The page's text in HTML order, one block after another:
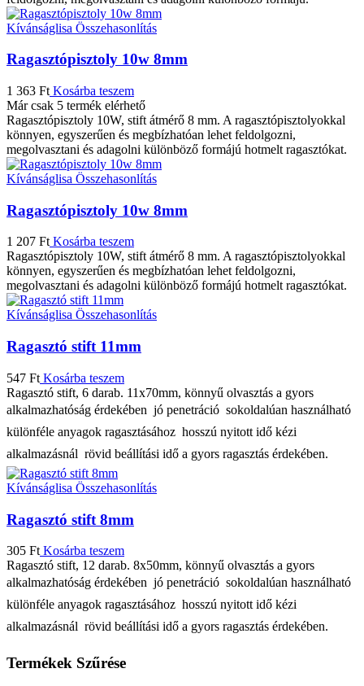
Kívánságlisa Összehasonlítás
Ragasztópisztoly 10w 8mm
1 363 Ft Kosárba teszem
Már csak 5 termék elérhető
Ragasztópisztoly 10W, stift átmérő 8 mm. A ragasztópisztolyokkal
könnyen, egyszerűen és megbízhatóan lehet feldolgozni,
megolvasztani és adagolni különböző formájú hotmelt ragasztókat.
Kívánságlisa Összehasonlítás
Ragasztópisztoly 10w 8mm
1 207 Ft Kosárba teszem
Ragasztópisztoly 10W, stift átmérő 8 mm. A ragasztópisztolyokkal
könnyen, egyszerűen és megbízhatóan lehet feldolgozni,
megolvasztani és adagolni különböző formájú hotmelt ragasztókat.
Kívánságlisa Összehasonlítás
Ragasztó stift 11mm
547 Ft Kosárba teszem
Ragasztó stift, 6 darab. 11x70mm, könnyű olvasztás a gyors
alkalmazhatóság érdekében  jó penetráció  sokoldalúan használható
különféle anyagok ragasztásához  hosszú nyitott idő kézi
alkalmazásnál  rövid beállítási idő a gyors ragasztás érdekében.
Kívánságlisa Összehasonlítás
Ragasztó stift 8mm
305 Ft Kosárba teszem
Ragasztó stift, 12 darab. 8x50mm, könnyű olvasztás a gyors
alkalmazhatóság érdekében  jó penetráció  sokoldalúan használható
különféle anyagok ragasztásához  hosszú nyitott idő kézi
alkalmazásnál  rövid beállítási idő a gyors ragasztás érdekében.
Termékek Szűrése